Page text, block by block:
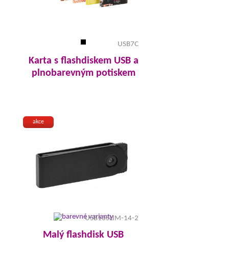
USB7C
Karta s flashdiskem USB a
plnobarevným potiskem
akce
USB10SLIM-14-2
Malý flashdisk USB